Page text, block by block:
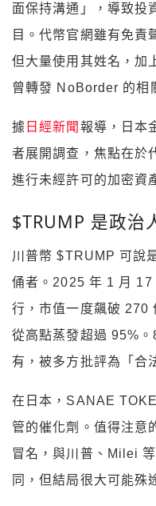
面保持溝通」，導致投
目。代幣官網雖有免責
但大量使用其姓名，加
曾轉發 NoBorder 的相
據 日經新聞 報導，日本
者展開調查，焦點在於
進行未經許可的加密資
$TRUMP 是政治
川普幣 $TRUMP 可說
俑者。2025 年 1 月
行，市值一度飆破 270
從高點蒸發超過 95%
有，被多方批評為「合
在日本，SANAE
管的催化劑。值得注意
冒名，與川普、Milei
同，但結局很大可能殊